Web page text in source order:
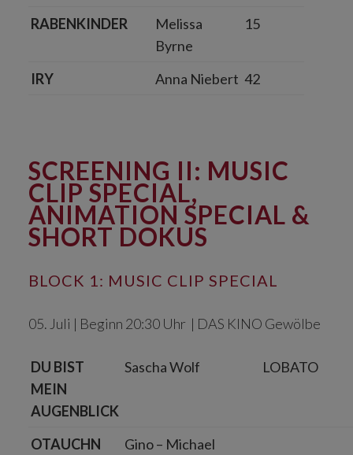
RABENKINDER
Melissa
Byrne
15
IRY Anna Niebert 42
SCREENING II: MUSIC
CLIP SPECIAL,
ANIMATION SPECIAL &
SHORT DOKUS
BLOCK 1: MUSIC CLIP SPECIAL
05. Juli | Beginn 20:30 Uhr | DAS KINO Gewölbe
DU BIST
MEIN
AUGENBLICK
Sascha Wolf LOBATO
OTAUCHN
Gino – Michael